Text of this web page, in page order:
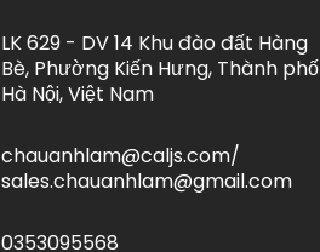
LK 629 - DV 14 Khu đào đất Hàng
Bè, Phường Kiến Hưng, Thành phố
Hà Nội, Việt Nam
chauanhlam@caljs.com/
sales.chauanhlam@gmail.com
0353095568